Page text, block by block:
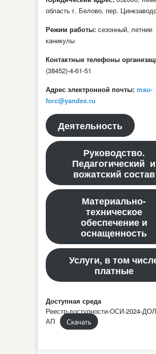
область г. Белово, пер.
Режим работы: сезонный, летние
каникулы
Контактные телефоны
(38452)-4-61-51
Адрес электронной почты: mau-
forc@yandex.ru
Деятельность
Руководство.
Педагогический и
вожатский состав
Материально-
техническое
обеспечение и
оснащенность
Услуги, в том
платные
Доступная среда
Реестр-доступности-ОСИ-2024-
АП
Скачать